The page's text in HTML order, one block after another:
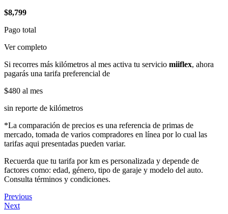
$8,799
Pago total
Ver completo
Si recorres más kilómetros al mes activa tu servicio miiflex, ahora
pagarás una tarifa preferencial de
$480 al mes
sin reporte de kilómetros
*La comparación de precios es una referencia de primas de
mercado, tomada de varios compradores en línea por lo cual las
tarifas aqui presentadas pueden variar.
Recuerda que tu tarifa por km es personalizada y depende de
factores como: edad, género, tipo de garaje y modelo del auto.
Consulta términos y condiciones.
Previous
Next